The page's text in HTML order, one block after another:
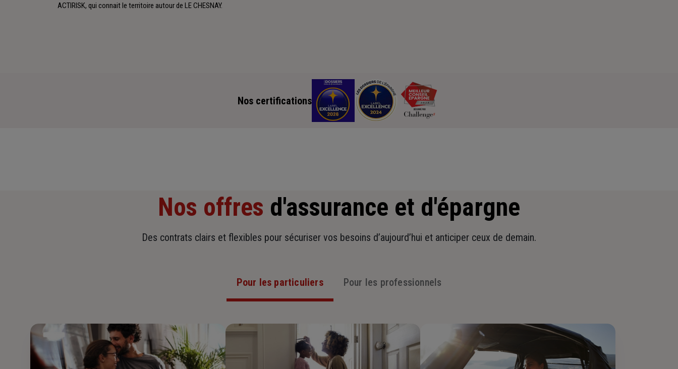
ACTIRISK, qui connait le territoire autour de LE CHESNAY.
Nos certifications
Nos offres d'assurance et d'épargne
Des contrats clairs et flexibles pour sécuriser vos besoins d’aujourd’hui et anticiper ceux de demain.
Pour les particuliers Pour les professionnels